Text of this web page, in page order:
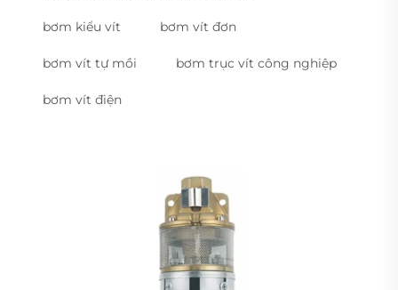
bơm kiểu vít bơm vít đơn
bơm vít tự mồi bơm trục vít công nghiệp
bơm vít điện